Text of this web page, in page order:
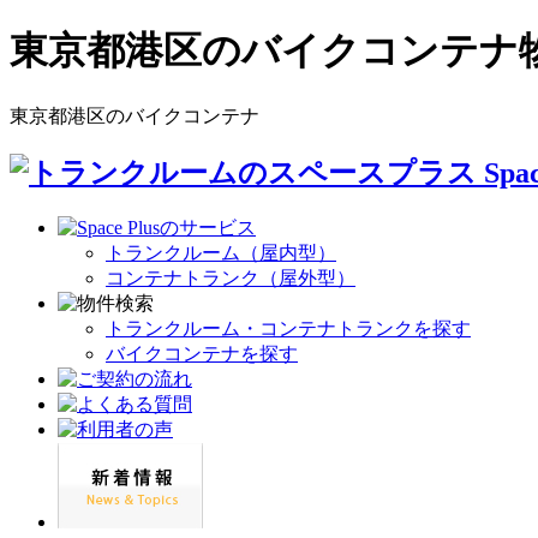
東京都港区のバイクコンテナ
東京都港区のバイクコンテナ
トランクルーム（屋内型）
コンテナトランク（屋外型）
トランクルーム・コンテナトランクを探す
バイクコンテナを探す